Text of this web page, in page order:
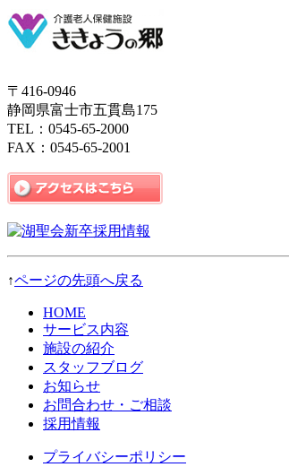
〒416-0946
静岡県富士市五貫島175
TEL：0545-65-2000
FAX：0545-65-2001
↑ページの先頭へ戻る
HOME
サービス内容
施設の紹介
スタッフブログ
お知らせ
お問合わせ・ご相談
採用情報
プライバシーポリシー